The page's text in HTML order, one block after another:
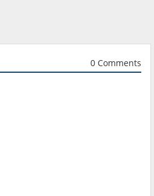
0 Comments